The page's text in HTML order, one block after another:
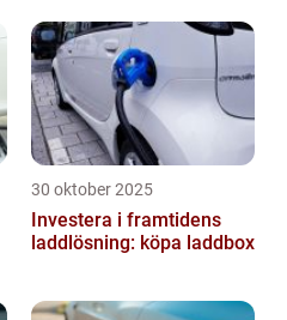
30 oktober 2025
Investera i framtidens
laddlösning: köpa laddbox